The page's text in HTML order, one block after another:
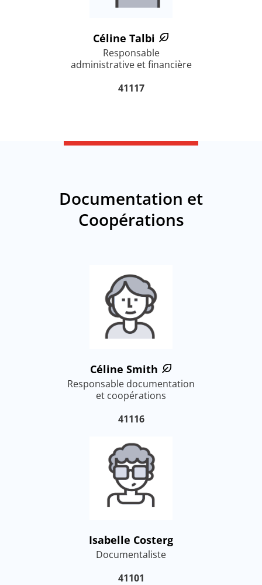
Céline Talbi
Responsable
administrative et financière
41117
Documentation et
Coopérations
Céline Smith
Responsable documentation
et coopérations
41116
Isabelle Costerg
Documentaliste
41101